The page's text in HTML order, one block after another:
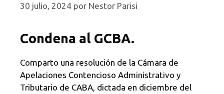
30 julio, 2024 por Nestor Parisi
Condena al GCBA.
Comparto una resolución de la Cámara de
Apelaciones Contencioso Administrativo y
Tributario de CABA, dictada en diciembre del